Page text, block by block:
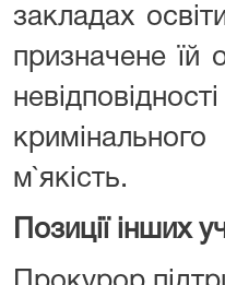
закладах
призначене їй
м`якість.
Позиції інших